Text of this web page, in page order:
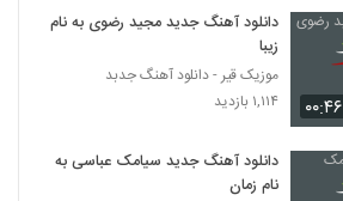
دانلود آهنگ رسام امراللهی تکرار
آهنگ صد درصد از کامیار(پاپ)
۰۰:۴۶
دانلود آهنگ جدید مجید رضوی به نام
زیبا
موزیک قیر - دانلود آهنگ جدبد
۱,۱۱۴ بازدید
دانلود آهنگ جدید سیامک عباسی به
نام زمان